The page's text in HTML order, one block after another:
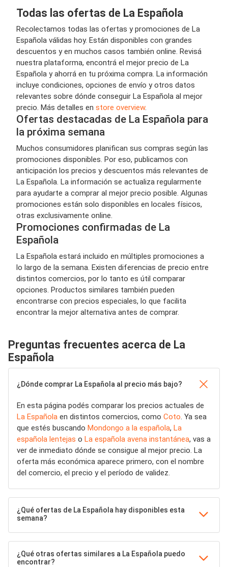
Todas las ofertas de La Española
Recolectamos todas las ofertas y promociones de La
Española válidas hoy. Están disponibles con grandes
descuentos y en muchos casos también online. Revisá
nuestra plataforma, encontrá el mejor precio de La
Española y ahorrá en tu próxima compra. La información
incluye condiciones, opciones de envío y otros datos
relevantes sobre dónde conseguir La Española al mejor
precio. Más detalles en store overview.
Ofertas destacadas de La Española para
la próxima semana
Muchos consumidores planifican sus compras según las
promociones disponibles. Por eso, publicamos con
anticipación los precios y descuentos más relevantes de
La Española. La información se actualiza regularmente
para ayudarte a comprar al mejor precio posible. Algunas
promociones están solo disponibles en locales físicos,
otras exclusivamente online.
Promociones confirmadas de La
Española
La Española estará incluido en múltiples promociones a
lo largo de la semana. Existen diferencias de precio entre
distintos comercios, por lo tanto es útil comparar
opciones. Productos similares también pueden
encontrarse con precios especiales, lo que facilita
encontrar la mejor alternativa antes de comprar.
Preguntas frecuentes acerca de La
Española
¿Dónde comprar La Española al precio más bajo?
En esta página podés comparar los precios actuales de
La Española en distintos comercios, como Coto. Ya sea
que estés buscando Mondongo a la española, La
española lentejas o La española avena instantánea, vas a
ver de inmediato dónde se consigue al mejor precio. La
oferta más económica aparece primero, con el nombre
del comercio, el precio y el período de validez.
¿Qué ofertas de La Española hay disponibles esta
semana?
¿Qué otras ofertas similares a La Española puedo
encontrar?